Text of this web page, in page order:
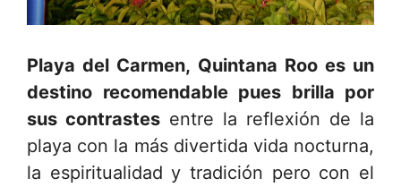
Playa del Carmen, Quintana Roo es un
destino recomendable pues brilla por
sus contrastes entre la reflexión de la
playa con la más divertida vida nocturna,
la espiritualidad y tradición pero con el